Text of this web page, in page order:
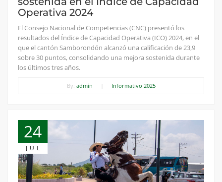
Operativa 2024
El Consejo Nacional de Competencias (CNC) presentó los
resultados del Índice de Capacidad Operativa (ICO) 2024, en el
que el cantón Samborondón alcanzó una calificación de 23,9
sobre 30 puntos, consolidando una mejora sostenida durante
los últimos tres años.
By: admin Informativo 2025
24
JUL